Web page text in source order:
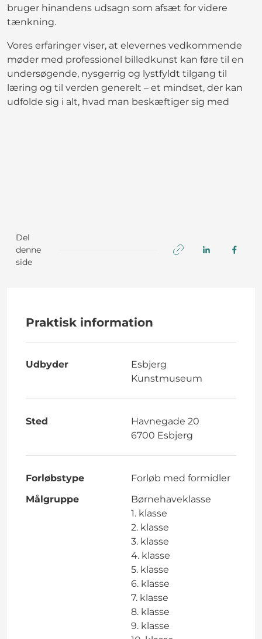
bruger hinandens udsagn som afsæt for videre
tænkning.
Vores erfaringer viser, at elevernes vedkommende
møder med professionel billedkunst kan føre til en
undersøgende, nysgerrig og lystfyldt tilgang til
læring og til verden generelt – et mindset, der kan
udfolde sig i alt, hvad man beskæftiger sig med
Del
denne
side
Praktisk information
Udbyder
Esbjerg
Kunstmuseum
Sted
Havnegade 20
6700 Esbjerg
Forløbstype
Forløb med formidler
Målgruppe
Børnehaveklasse
1. klasse
2. klasse
3. klasse
4. klasse
5. klasse
6. klasse
7. klasse
8. klasse
9. klasse